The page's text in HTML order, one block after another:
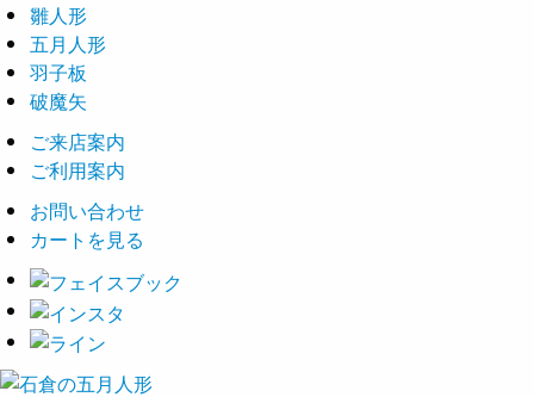
雛人形
五月人形
羽子板
破魔矢
ご来店案内
ご利用案内
お問い合わせ
カートを見る